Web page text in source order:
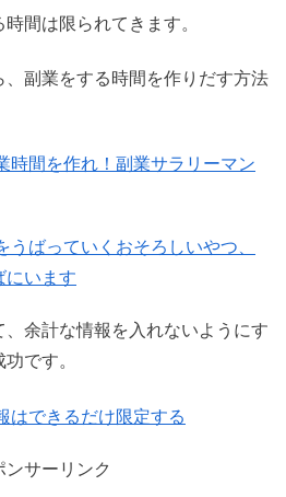
間は限られてきます。
副業をする時間を作りだす方法
時間を作れ！副業サラリーマン
うばっていくおそろしいやつ、
にいます
余計な情報を入れないようにす
です。
はできるだけ限定する
ンサーリンク